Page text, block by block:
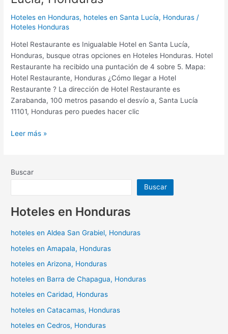
Hoteles en Honduras, hoteles en Santa Lucía, Honduras /
Hoteles Honduras
Hotel Restaurante es Inigualable Hotel en Santa Lucía,
Honduras, busque otras opciones en Hoteles Honduras. Hotel
Restaurante ha recibido una puntación de 4 sobre 5. Mapa:
Hotel Restaurante, Honduras ¿Cómo llegar a Hotel
Restaurante ? La dirección de Hotel Restaurante es
Zarabanda, 100 metros pasando el desvío a, Santa Lucía
11101, Honduras pero puedes hacer clic
Hotel
en
Santa
Honduras
Leer más »
Buscar
Buscar
Hoteles en Honduras
hoteles en Aldea San Grabiel, Honduras
hoteles en Amapala, Honduras
hoteles en Arizona, Honduras
hoteles en Barra de Chapagua, Honduras
hoteles en Caridad, Honduras
hoteles en Catacamas, Honduras
hoteles en Cedros, Honduras